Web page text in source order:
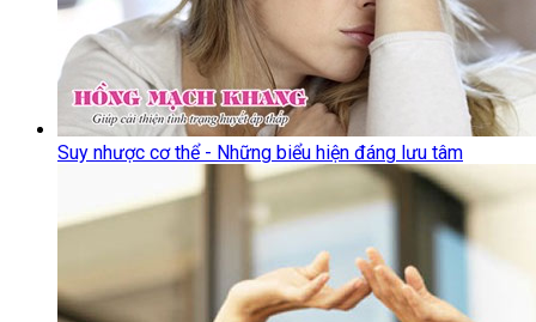
Suy nhược cơ thể - Những biểu hiện đáng lưu tâm